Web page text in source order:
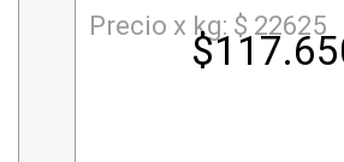
Precio x kg: $ 22625
$